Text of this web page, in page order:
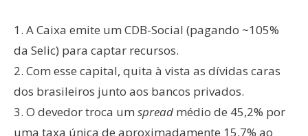
1. A Caixa emite um CDB-Social (pagando ~105%
da Selic) para captar recursos.
2. Com esse capital, quita à vista as dívidas caras
dos brasileiros junto aos bancos privados.
3. O devedor troca um spread médio de 45,2% por
uma taxa única de aproximadamente 15,7% ao